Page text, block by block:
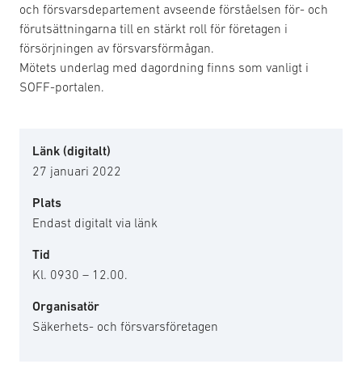
och försvarsdepartement avseende förståelsen för- och
förutsättningarna till en stärkt roll för företagen i
försörjningen av försvarsförmågan.
Mötets underlag med dagordning finns som vanligt i
SOFF-portalen.
Länk (digitalt)
27 januari 2022
Plats
Endast digitalt via länk
Tid
Kl. 0930 – 12.00.
Organisatör
Säkerhets- och försvarsföretagen